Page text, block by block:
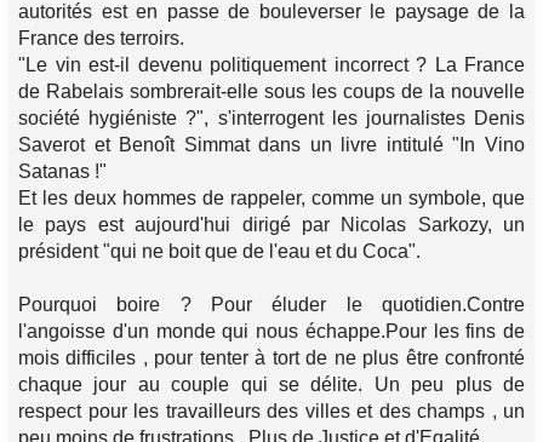
autorités est en passe de bouleverser le paysage de la
France des terroirs.
"Le vin est-il devenu politiquement incorrect ? La France
de Rabelais sombrerait-elle sous les coups de la nouvelle
société hygiéniste ?", s'interrogent les journalistes Denis
Saverot et Benoît Simmat dans un livre intitulé "In Vino
Satanas !"
Et les deux hommes de rappeler, comme un symbole, que
le pays est aujourd'hui dirigé par Nicolas Sarkozy, un
président "qui ne boit que de l'eau et du Coca".
Pourquoi boire ? Pour éluder le quotidien.Contre
l'angoisse d'un monde qui nous échappe.Pour les fins de
mois difficiles , pour tenter à tort de ne plus être confronté
chaque jour au couple qui se délite. Un peu plus de
respect pour les travailleurs des villes et des champs , un
peu moins de frustrations . Plus de Justice et d'Egalité.